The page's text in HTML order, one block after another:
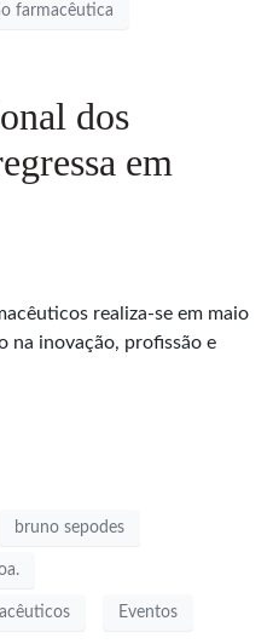
farmacêutica
dos
em
realiza-se em maio
na inovação, profissão e
bruno sepodes
Eventos